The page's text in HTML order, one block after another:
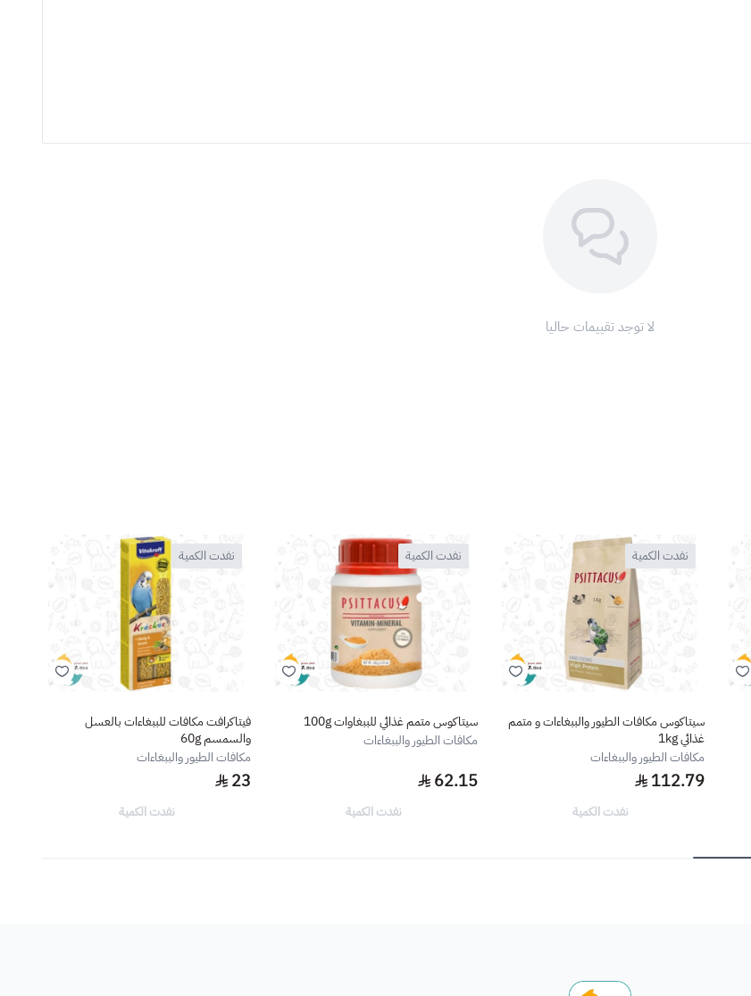
لا توجد تقييمات حاليا
نفدت الكمية
سيتاكوس مكافات الطيور والببغاءات و متمم
غذائي 1kg
مكافات الطيور والببغاءات
112.79
نفدت الكمية
نفدت الكمية
سيتاكوس متمم غذائي للببغاوات 100g
مكافات الطيور والببغاءات
62.15
نفدت الكمية
نفدت الكمية
فيتاكرافت مكافات للببغاءات بالعسل
والسمسم 60g
مكافات الطيور والببغاءات
23
نفدت الكمية